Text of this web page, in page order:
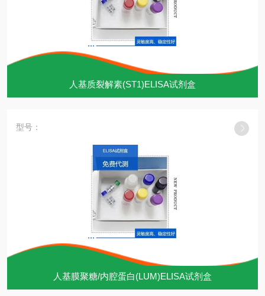
人基质裂解素(ST1)ELISA试剂盒
型号：
人基膜聚糖/内腔蛋白(LUM)ELISA试剂盒